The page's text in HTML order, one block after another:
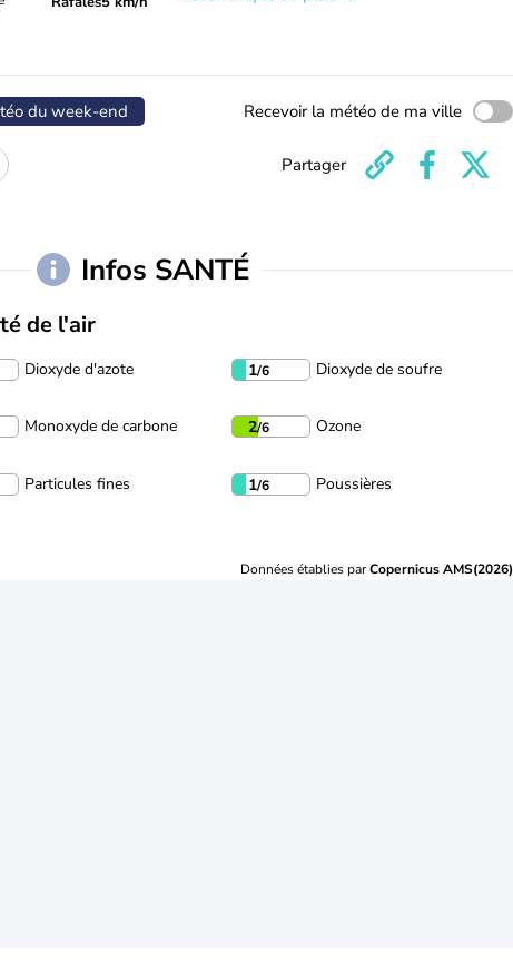
du week-end Recevoir la météo de ma ville
Partager
Infos SANTÉ
de l'air
Dioxyde d'azote 1/6 Dioxyde de soufre
Monoxyde de carbone 2/6 Ozone
Particules fines 1/6 Poussières
Données établies parCopernicus AMS(2026)